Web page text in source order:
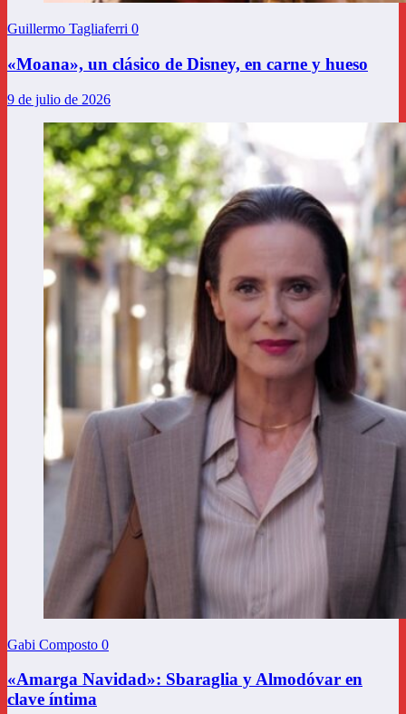
Guillermo Tagliaferri 0
«Moana», un clásico de Disney, en carne y hueso
9 de julio de 2026
Gabi Composto 0
«Amarga Navidad»: Sbaraglia y Almodóvar en
clave íntima